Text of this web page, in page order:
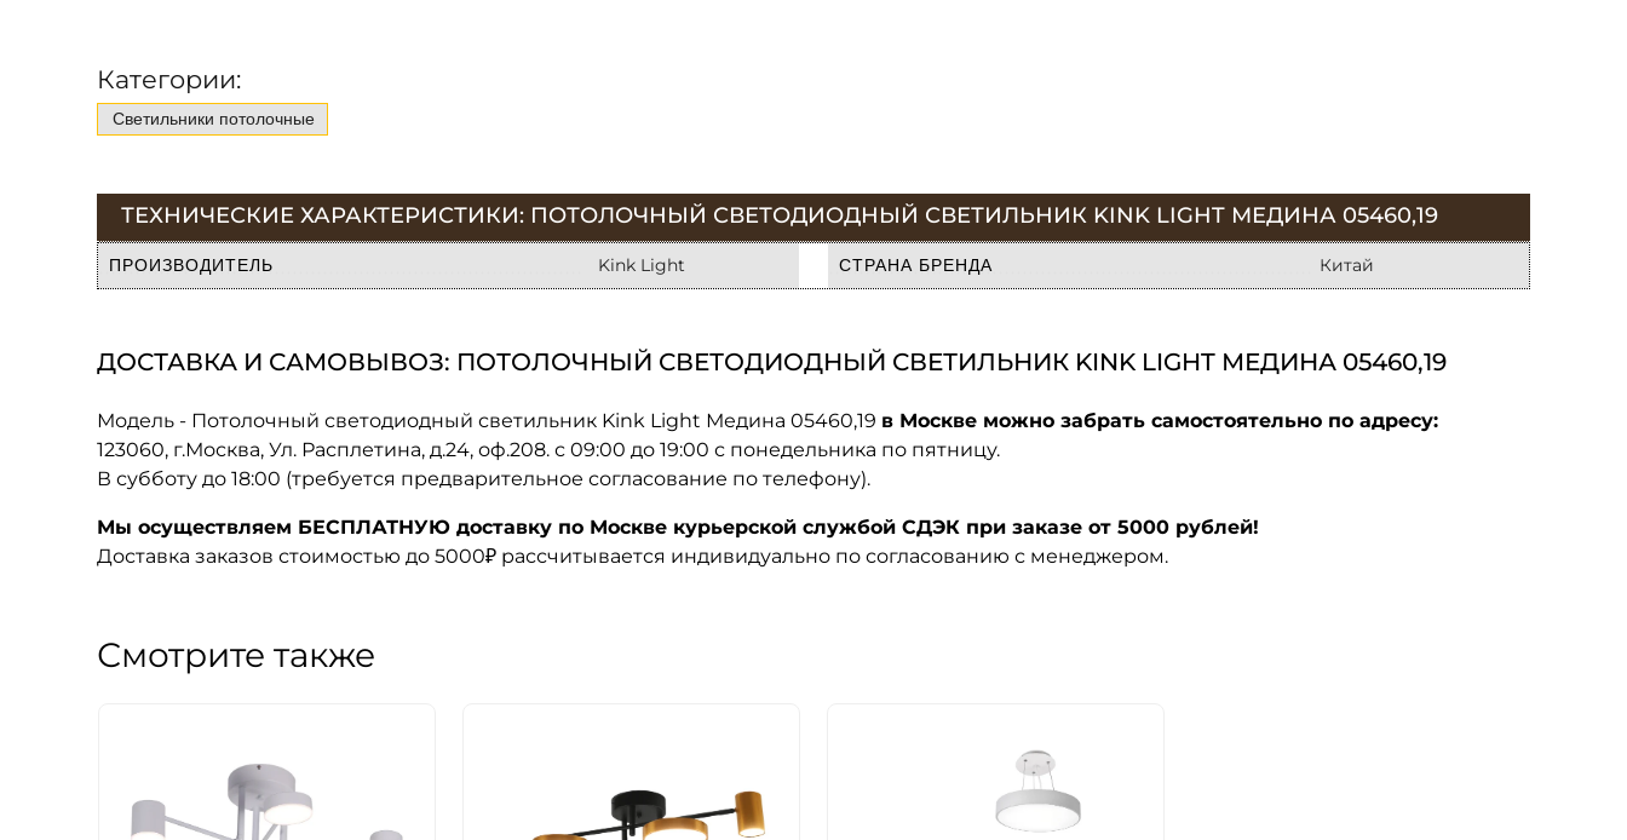
Категории:
Светильники потолочные
ТЕХНИЧЕСКИЕ ХАРАКТЕРИСТИКИ: ПОТОЛОЧНЫЙ СВЕТОДИОДНЫЙ СВЕТИЛЬНИК KINK LIGHT МЕДИНА 05460,19
ПРОИЗВОДИТЕЛЬ Kink Light СТРАНА БРЕНДА Китай
ДОСТАВКА И САМОВЫВОЗ: ПОТОЛОЧНЫЙ СВЕТОДИОДНЫЙ СВЕТИЛЬНИК KINK LIGHT МЕДИНА 05460,19
Модель - Потолочный светодиодный светильник Kink Light Медина 05460,19 в Москве можно забрать самостоятельно по адресу:
123060, г.Москва, Ул. Расплетина, д.24, оф.208. с 09:00 до 19:00 с понедельника по пятницу.
В субботу до 18:00 (требуется предварительное согласование по телефону).
Мы осуществляем БЕСПЛАТНУЮ доставку по Москве курьерской службой СДЭК при заказе от 5000 рублей!
Доставка заказов стоимостью до 5000₽ рассчитывается индивидуально по согласованию с менеджером.
Смотрите также